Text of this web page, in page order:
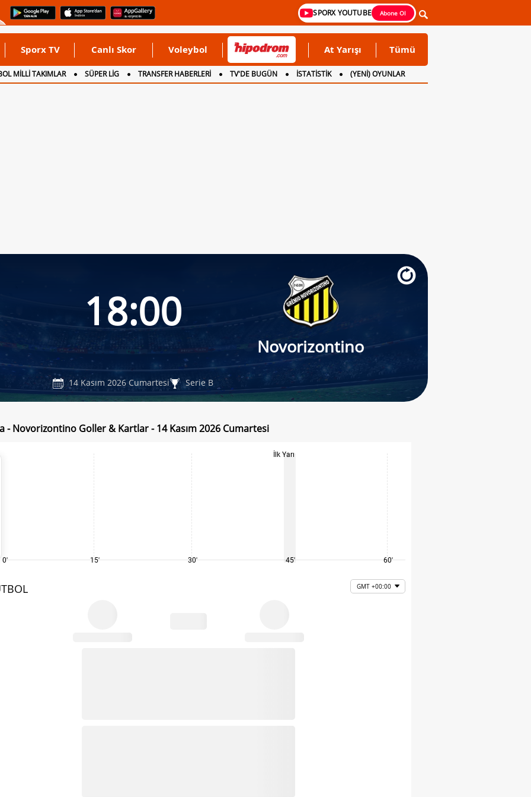
SPORX YOUTUBE Abone Ol
Sporx TV Canlı Skor Voleybol At Yarışı Tümü
MİLLİ TAKIMLAR SÜPER LİG TRANSFER HABERLERİ TV'DE BUGÜN İSTATİSTİK (YENİ) OYUNLAR
18:00
Novorizontino
14 Kasım 2026 Cumartesi Serie B
- Novorizontino Goller & Kartlar - 14 Kasım 2026 Cumartesi
0' 15' 30'
İlk Yarı
45' 60'
GMT +00:00